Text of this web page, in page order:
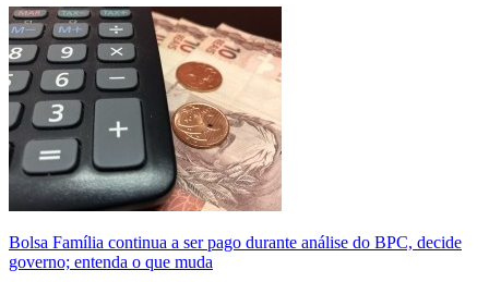
Bolsa Família continua a ser pago durante análise do BPC, decide
governo; entenda o que muda